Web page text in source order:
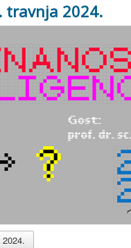
travnja 2024.